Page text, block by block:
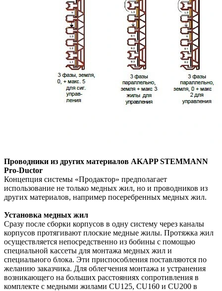
Проводники из других материалов AKAPP STEMMANN
Pro-Ductor
Концепция системы «Продактор» предполагает
использование не только медных жил, но и проводников из
других материалов, например посеребренных медных жил.
Установка медных жил
Сразу после сборки корпусов в одну систему через каналы
корпусов протягивают плоские медные жилы. Протяжка жил
осуществляется непосредственно из бобины с помощью
специальной кассеты для монтажа медных жил и
специального блока. Эти приспособления поставляются по
желанию заказчика. Для облегчения монтажа и устранения
возникающего на больших расстояниях сопротивления в
комплекте с медными жилами CU125, CU160 и CU200 в